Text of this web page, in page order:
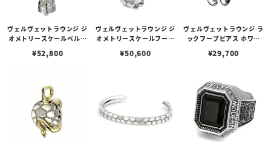
ヴェルヴェットラウンジ ジ
オメトリースケールベルペ
モンド
¥52,800
ヴェルヴェットラウンジ ジ
オメトリースケールフープ
ンド
¥50,600
ヴェルヴェットラウンジ ラ
ックフープピアス ホワイ
¥29,700